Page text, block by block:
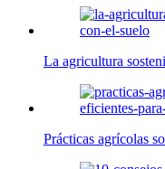
La agricultura
Prácticas agrícolas